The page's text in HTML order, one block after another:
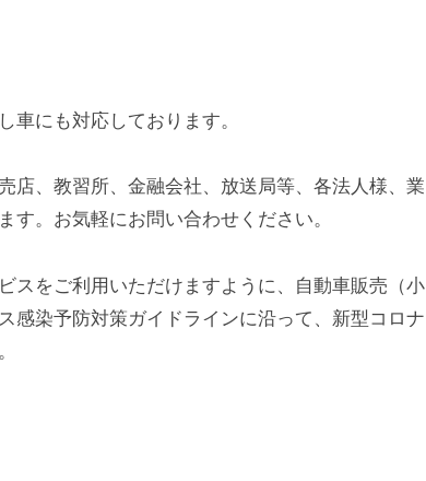
車にも対応しております。
店、教習所、金融会社、放送局等、各法人様、業
す。お気軽にお問い合わせください。
スをご利用いただけますように、自動車販売（小
感染予防対策ガイドラインに沿って、新型コロナ